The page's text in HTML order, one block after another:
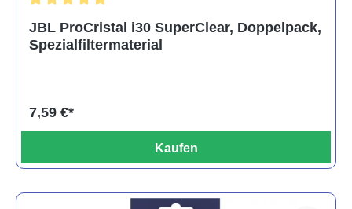
JBL ProCristal i30 SuperClear, Doppelpack,
Spezialfiltermaterial
7,59 €*
Kaufen